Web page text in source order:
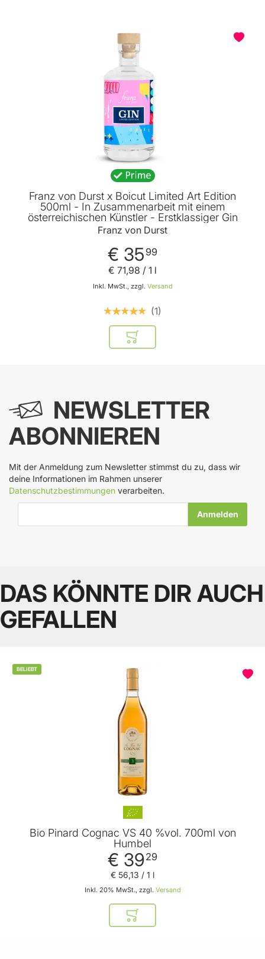
Franz von Durst x Boicut Limited Art Edition
500ml - In Zusammenarbeit mit einem
österreichischen Künstler - Erstklassiger Gin
Franz von Durst
€ 35 99
Inkl. MwSt., zzgl. Versand
€ 71,98 / 1 l
1
In den Warenkorb
NEWSLETTER
ABONNIEREN
Mit der Anmeldung zum Newsletter stimmst du zu, dass wir
deine Informationen im Rahmen unserer
Datenschutzbestimmungen verarbeiten.
DAS KÖNNTE DIR AUCH
GEFALLEN
BELIEBT
Bio Pinard Cognac VS 40 %vol. 700ml von
Humbel
€ 3929
Inkl. 20% MwSt., zzgl. Versand
€ 56,13 / 1 l
In den Warenkorb